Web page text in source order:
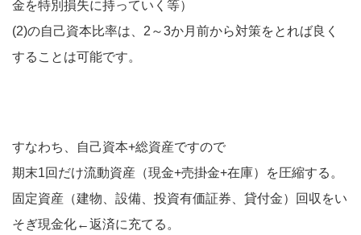
金を特別損失に持っていく等）
(2)の自己資本比率は、2～3か月前から対策をとれば良く
することは可能です。
すなわち、自己資本+総資産ですので
期末1回だけ流動資産（現金+売掛金+在庫）を圧縮する。
固定資産（建物、設備、投資有価証券、貸付金）回収をい
そぎ現金化←返済に充てる。